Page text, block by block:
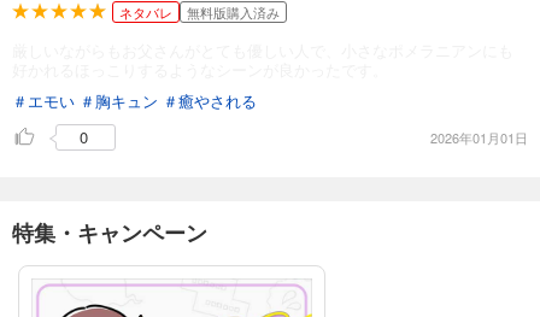
ネタバレ 無料版購入済み
＃エモい ＃胸キュン ＃癒やされる
0
2026年01月01日
特集・キャンペーン